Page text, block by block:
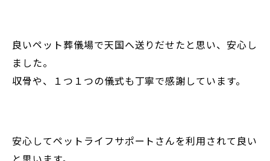
良いペット葬儀場で天国へ送りだせたと思い、安心し
ました。
収骨や、１つ１つの儀式も丁寧で感謝しています。
安心してペットライフサポートさんを利用されて良い